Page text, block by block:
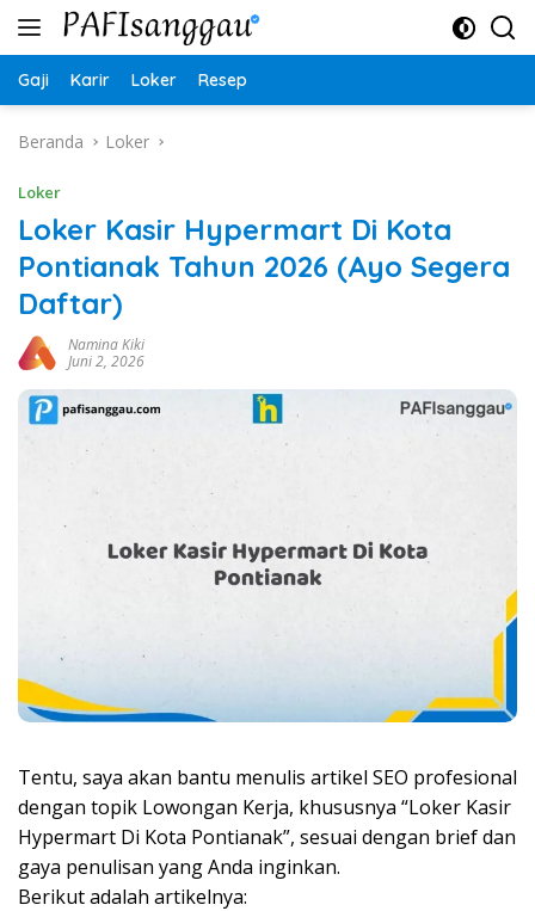
Langsung
Gaji Karir Loker Resep
Beranda Loker
Loker
Loker Kasir Hypermart Di Kota
Pontianak Tahun 2026 (Ayo Segera
Daftar)
Namina Kiki
Juni 2, 2026
Tentu, saya akan bantu menulis artikel SEO profesional
dengan topik Lowongan Kerja, khususnya “Loker Kasir
Hypermart Di Kota Pontianak”, sesuai dengan brief dan
gaya penulisan yang Anda inginkan.
Berikut adalah artikelnya: